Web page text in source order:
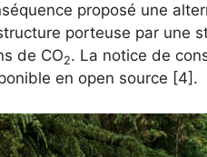
proposé une
porteuse par une
de CO2. La notice de
en open source [4].